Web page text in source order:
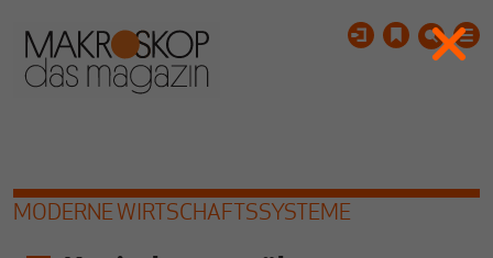
MODERNE WIRTSCHAFTSSYSTEME